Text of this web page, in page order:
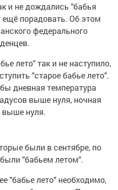
и не дождались "бабья
ещё порадовать. Об этом
федерального
лето" так и не наступило,
"старое бабье лето".
дневная температура
выше нуля, ночная
выше нуля.
были в сентябре, по
"бабьем летом".
"бабье лето" необходимо,